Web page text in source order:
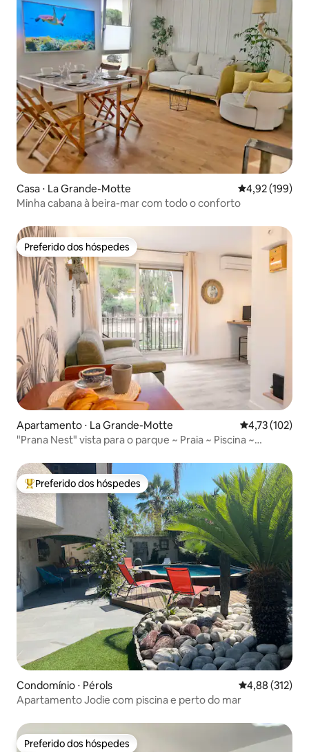
Casa ⋅ La Grande-Motte 4,92 de uma
4,92 (199)
Minha cabana à beira-mar com todo o conforto
Preferido dos hóspedes
Preferido dos hóspedes
Apartamento ⋅ La Grande-Motte 4,73 de uma
4,73 (102)
"Prana Nest" vista para o parque ~ Praia ~ Piscina ~
Entre os melhores preferidos dos hóspedes
Preferido dos hóspedes
Condomínio ⋅ Pérols 4,88 de uma
4,88 (312)
Apartamento Jodie com piscina e perto do mar
Preferido dos hóspedes